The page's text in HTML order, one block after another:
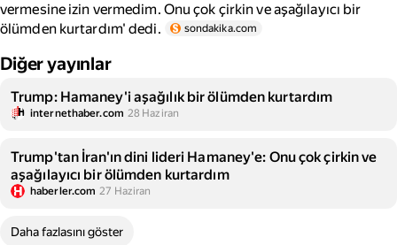
vermesine izin vermedim. Onu çok çirkin ve aşağılayıcı bir
ölümden kurtardım' dedi.
sondakika.com
Diğer yayınlar
Trump: Hamaney'i aşağılık bir ölümden kurtardım
internethaber.com 28 Haziran
Trump'tan İran'ın dini lideri Hamaney'e: Onu çok çirkin ve
aşağılayıcı bir ölümden kurtardım
haberler.com 27 Haziran
Daha fazlasını göster